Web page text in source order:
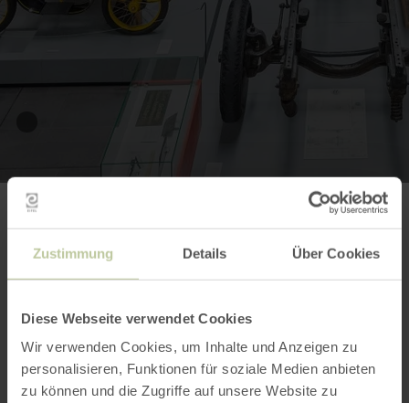
Zustimmung Details Über Cookies
Diese Webseite verwendet Cookies
Wir verwenden Cookies, um Inhalte und Anzeigen zu
personalisieren, Funktionen für soziale Medien anbieten
zu können und die Zugriffe auf unsere Website zu
www.rureifel-tourismus.de Stolberger Museumsnacht
Stolberger
Museumsnacht